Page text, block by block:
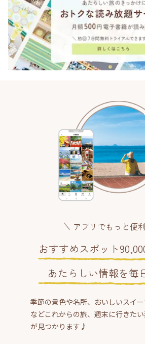
アプリでもっと便
おすすめスポット
あたらしい情報を毎
季節の景色や名所、おいしいスイ
などこれからの旅、週末に行きた
が見つかります♪